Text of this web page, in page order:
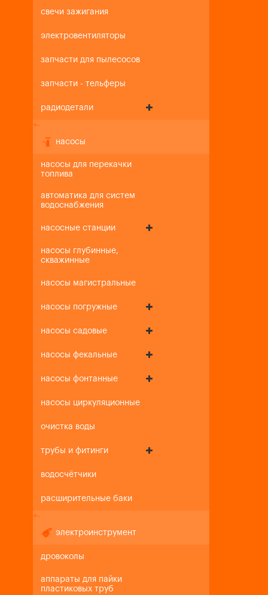
свечи зажигания
электровентиляторы
запчасти для пылесосов
запчасти - тельферы
радиодетали
+-
насосы
насосы для перекачки
топлива
автоматика для систем
водоснабжения
насосные станции
насосы глубинные,
скважинные
насосы магистральные
насосы погружные
насосы садовые
насосы фекальные
насосы фонтанные
насосы циркуляционные
очистка воды
трубы и фитинги
водосчётчики
расширительные баки
+-
электроинструмент
дровоколы
аппараты для пайки
пластиковых труб